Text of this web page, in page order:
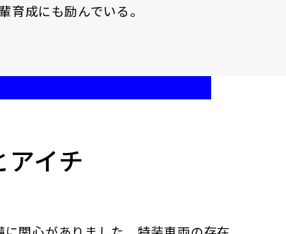
育成にも励んでいる。
イチ